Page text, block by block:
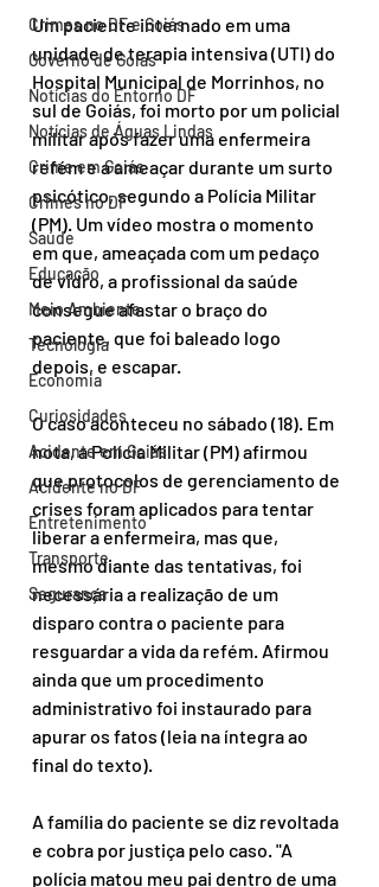
Crimes no DF e Goiás
Governo de Goiás
Notícias do Entorno DF
Notícias de Águas Lindas
Crime em Goiás
Crimes no DF
Saúde
Educação
Meio Ambiente
Tecnologia
Economia
Curiosidades
Acidente em Goiás
Acidente no DF
Entretenimento
Transporte
Segurança
Um paciente internado em uma
unidade de terapia intensiva (UTI) do
Hospital Municipal de Morrinhos, no
sul de Goiás, foi morto por um policial
militar após fazer uma enfermeira
refém e a ameaçar durante um surto
psicótico, segundo a Polícia Militar
(PM). Um vídeo mostra o momento
em que, ameaçada com um pedaço
de vidro, a profissional da saúde
consegue afastar o braço do
paciente, que foi baleado logo
depois, e escapar.
O caso aconteceu no sábado (18). Em
nota, a Polícia Militar (PM) afirmou
que protocolos de gerenciamento de
crises foram aplicados para tentar
liberar a enfermeira, mas que,
mesmo diante das tentativas, foi
necessária a realização de um
disparo contra o paciente para
resguardar a vida da refém. Afirmou
ainda que um procedimento
administrativo foi instaurado para
apurar os fatos (leia na íntegra ao
final do texto).
A família do paciente se diz revoltada
e cobra por justiça pelo caso. "A
polícia matou meu pai dentro de uma